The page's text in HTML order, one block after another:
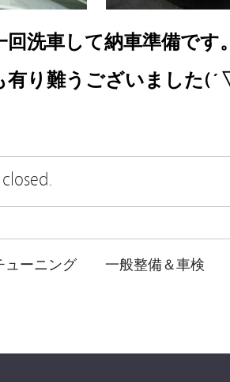
回洗車して納車準備です
有り難うございました
2014
ューニング 一般整備＆車検